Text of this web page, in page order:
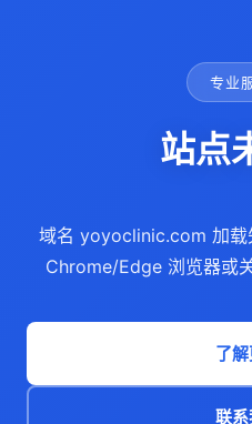
专业
站点
域名 yoyoclinic.com 加载
Chrome/Edge 浏览器或
了
联